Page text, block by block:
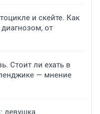
и скейте. Как
от
Стоит ли ехать в
— мнение
девушка